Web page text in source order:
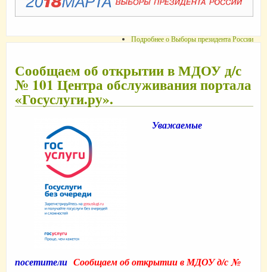
Подробнеео Выборы президента России
Сообщаем об открытии в МДОУ д/с
№ 101 Центра обслуживания портала
«Госуслуги.ру».
Уважаемые
посетители Сообщаем об открытии в МДОУ д/с №